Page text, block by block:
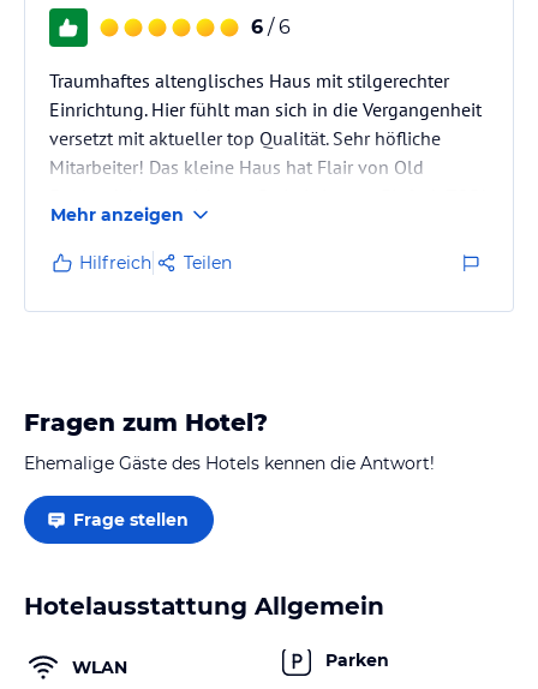
6 / 6
Traumhaftes altenglisches Haus mit stilgerechter
Einrichtung. Hier fühlt man sich in die Vergangenheit
versetzt mit aktueller top Qualität. Sehr höfliche
Mitarbeiter! Das kleine Haus hat Flair von Old
Mehr anzeigen
Hilfreich Teilen
Fragen zum Hotel?
Ehemalige Gäste des Hotels kennen die Antwort!
Frage stellen
Hotelausstattung Allgemein
WLAN Parken